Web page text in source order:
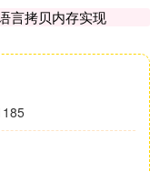
言拷贝内存实现